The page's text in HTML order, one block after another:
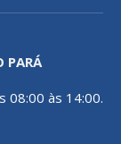
PARÁ
08:00 às 14:00.